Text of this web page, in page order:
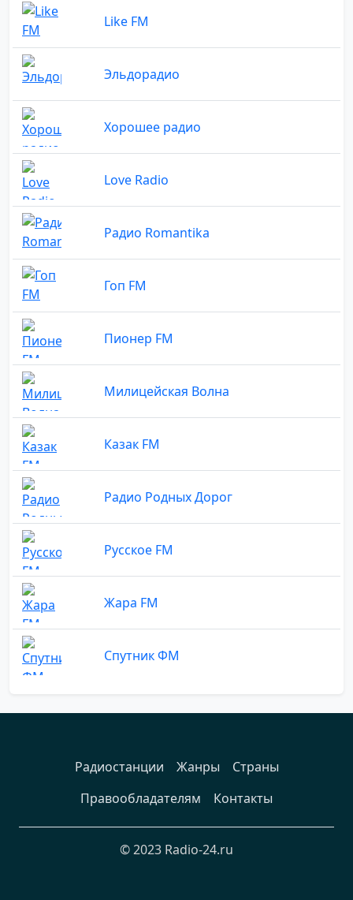
Like FM
Эльдорадио
Хорошее радио
Love Radio
Радио Romantika
Гоп FM
Пионер FM
Милицейская Волна
Казак FM
Радио Родных Дорог
Русское FM
Жара FM
Спутник ФМ
Радиостанции Жанры
Страны
Правообладателям
Контакты
© 2023 Radio-24.ru